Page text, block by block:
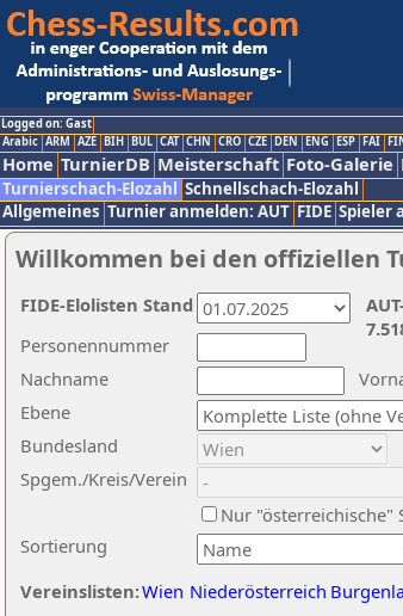
Logged on: Gast
Arabic ARM AZE BIH BUL CAT CHN CRO CZE DEN ENG ESP FAI
Home TurnierDB Meisterschaft Foto-Galerie
Turnierschach-Elozahl Schnellschach-Elozahl
Allgemeines Turnier anmelden: AUT FIDE Spieler
Willkommen bei den offiziellen
Nachname
Ebene
Sortierung
Personennummer
Bundesland
Spgem./Kreis/Verein
Nur "österreichische"
Vereinslisten:Wien Niederösterreich
FIDE-Elolisten Stand